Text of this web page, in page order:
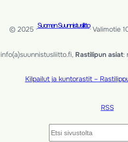
© 2025 ·Suomen Suunnistusliitto· Valimotie
info(a)suunnistusliitto.fi, Rastilipun asiat:
Kilpailut ja kuntorastit –
RSS
Etsi